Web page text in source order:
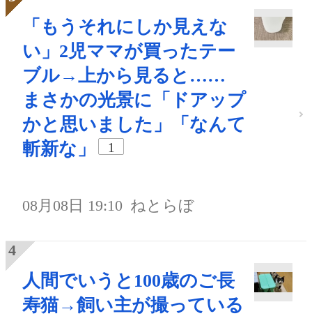
「もうそれにしか見えな
い」2児ママが買ったテー
ブル→上から見ると……
まさかの光景に「ドアップ
かと思いました」「なんて
斬新な」
1
08月08日 19:10 ねとらぼ
人間でいうと100歳のご長
寿猫→飼い主が撮っている